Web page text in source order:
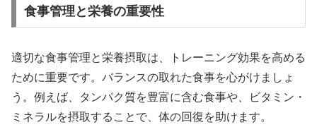
食事管理と栄養の重要性
適切な食事管理と栄養摂取は、トレーニング効果を高める
ために重要です。バランスの取れた食事を心がけましょ
う。例えば、タンパク質を豊富に含む食事や、ビタミン・
ミネラルを摂取することで、体の回復を助けます。